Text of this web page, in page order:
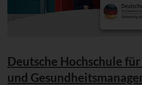
Deutsche Hochschule
und